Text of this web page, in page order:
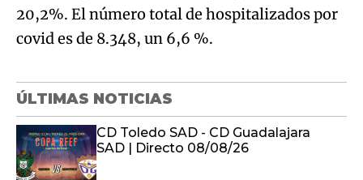
20,2%. El número total de hospitalizados por
covid es de 8.348, un 6,6 %.
ÚLTIMAS NOTICIAS
CD Toledo SAD - CD Guadalajara
SAD | Directo 08/08/26